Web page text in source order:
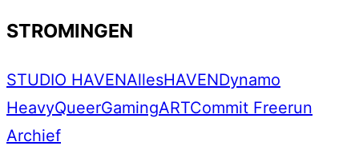
STROMINGEN
STUDIO HAVENAllesHAVENDynamo
HeavyQueerGamingARTCommit Freerun
Archief